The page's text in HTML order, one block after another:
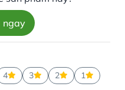
ngay
4 3 2 1